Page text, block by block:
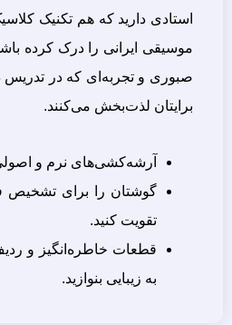
استادی دارید که هم تکنیک
موسیقی ایرانی را درک کرده
صبوری و تجربه‌ای که در تدریس
برایتان لذت‌بخش می‌کنند.
آرشه‌کشی‌های نرم و اصولی
گوشتان را برای تشخیص
تقویت کنید.
قطعات خاطره‌انگیز و
به زیبایی بنوازید.